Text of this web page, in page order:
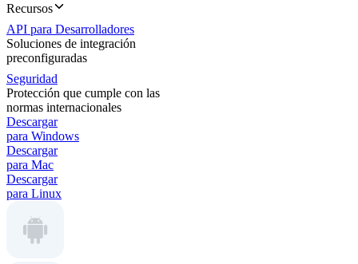
Recursos
API para Desarrolladores
Soluciones de integración
preconfiguradas
Seguridad
Protección que cumple con las
normas internacionales
Descargar
para Windows
Descargar
para Mac
Descargar
para Linux